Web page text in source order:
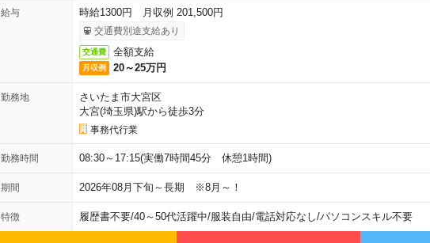
給与 時給1300円 月収例 201,500円
交通費別途支給あり
交通費 全額支給
月収例 20～25万円
勤務地
さいたま市大宮区
大宮(埼玉県)駅から徒歩3分
事務代行業
勤務時間 08:30～17:15(実働7時間45分 休憩1時間)
期間 2026年08月下旬～長期 ※8月～！
特徴 履歴書不要/40～50代活躍中/服装自由/電話対応なし/パソコンスキル不要